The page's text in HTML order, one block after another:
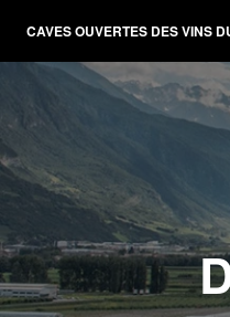
CAVES OUVERTES DES VINS